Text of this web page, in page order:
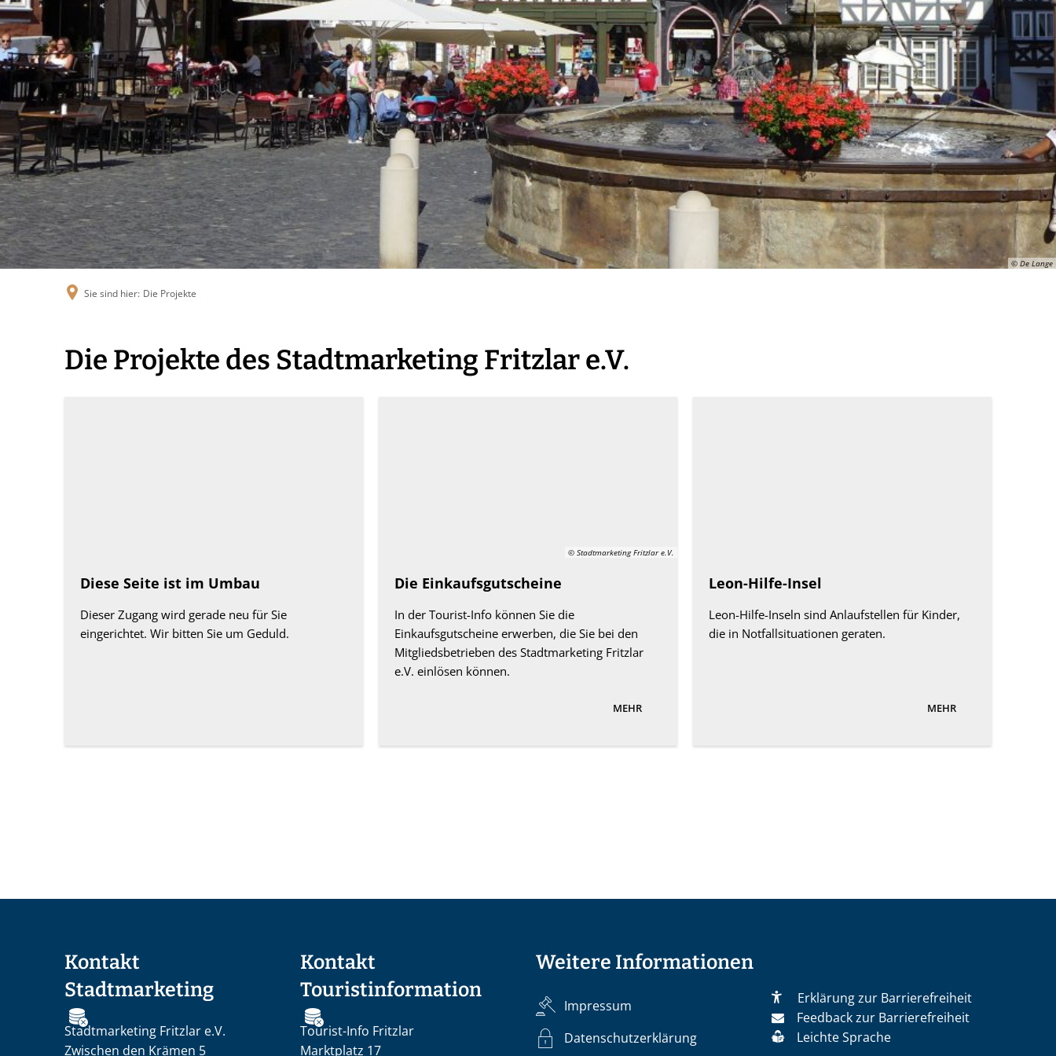
© De Lange
Sie sind hier: Die Projekte
Die Projekte des Stadtmarketing Fritzlar e.V.
Diese Seite ist im Umbau
Dieser Zugang wird gerade neu für Sie
eingerichtet. Wir bitten Sie um Geduld.
© Stadtmarketing Fritzlar e.V.
Die Einkaufsgutscheine
In der Tourist-Info können Sie die
Einkaufsgutscheine erwerben, die Sie bei den
Mitgliedsbetrieben des Stadtmarketing Fritzlar
e.V. einlösen können.
MEHR
Leon-Hilfe-Insel
Leon-Hilfe-Inseln sind Anlaufstellen für Kinder,
die in Notfallsituationen geraten.
MEHR
Kontakt
Stadtmarketing
Stadtmarketing Fritzlar e.V.
Zwischen den Krämen 5
Kontakt
Touristinformation
Tourist-Info Fritzlar
Marktplatz 17
Weitere Informationen
Impressum
Datenschutzerklärung
Erklärung zur Barrierefreiheit
Feedback zur Barrierefreiheit
Leichte Sprache